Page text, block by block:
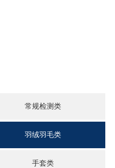
常规检测类
羽绒羽毛类
手套类